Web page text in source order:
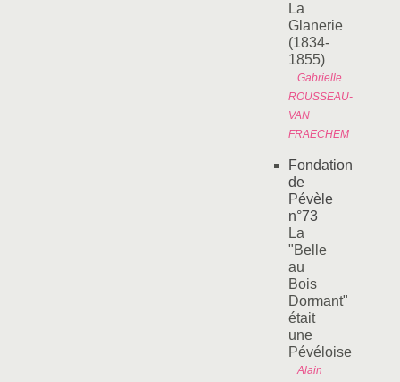
La
Glanerie
(1834-
1855)
Gabrielle
ROUSSEAU-
VAN
FRAECHEM
Fondation
de
Pévèle
n°73
La
"Belle
au
Bois
Dormant"
était
une
Pévéloise
Alain